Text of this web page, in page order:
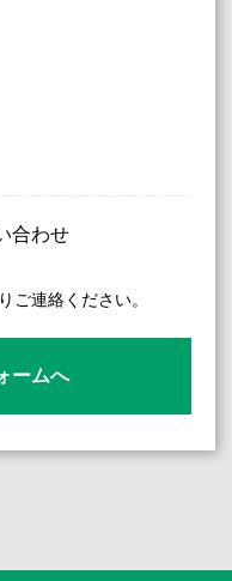
合わせ
ご連絡ください。
ームへ